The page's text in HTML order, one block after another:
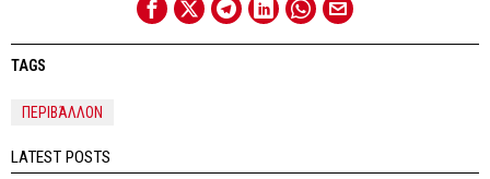
TAGS
ΠΕΡΙΒΆΛΛΟΝ
LATEST POSTS